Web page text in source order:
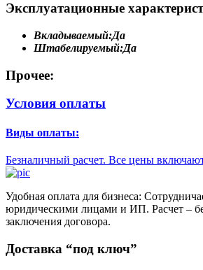
Эксплуатационные
Вкладываемый:Да
Штабелируемый:Да
Прочее:
Условия оплаты
Виды оплаты:
Безналичный расчет. Все цены
Удобная оплата для бизнеса:
юридическими лицами и ИП. Расчет –
заключения договора.
Доставка “под ключ”